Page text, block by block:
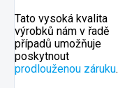
Tato vysoká kvalita
výrobků nám v řadě
případů umožňuje
poskytnout
prodlouženou záruku.